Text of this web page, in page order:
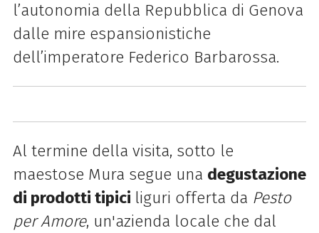
l’autonomia della Repubblica di Genova
dalle mire espansionistiche
dell’imperatore Federico Barbarossa.
Al termine della visita, sotto le
maestose Mura segue una degustazione
di prodotti tipici liguri offerta da Pesto
per Amore, un'azienda locale che dal